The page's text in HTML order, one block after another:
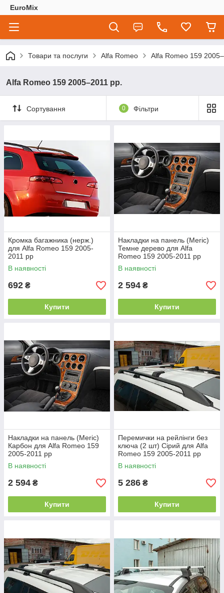
EuroMix
Товари та послуги Alfa Romeo Alfa Romeo 159
Alfa Romeo 159 2005–2011 рр.
Сортування 0 Фільтри
Кромка багажника (нерж.)
для Alfa Romeo 159 2005-
2011 рр
В наявності
692 ₴
Купити
Накладки на панель (Meric)
Темне дерево для Alfa
Romeo 159 2005-2011 рр
В наявності
2 594 ₴
Купити
Накладки на панель (Meric)
Карбон для Alfa Romeo 159
2005-2011 рр
В наявності
2 594 ₴
Купити
Перемички на рейлінги без
ключа (2 шт) Сірий для Alfa
Romeo 159 2005-2011 рр
В наявності
5 286 ₴
Купити